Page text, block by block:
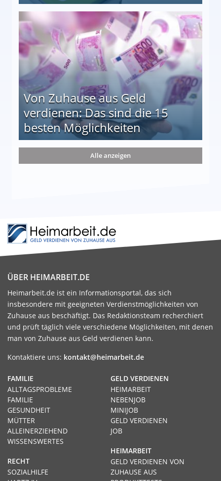
auf einen Blick
Von Zuhause aus Geld
verdienen: Das sind die 15
besten Möglichkeiten
die 15 besten Möglichkeiten
Alle anzeigen
ÜBER HEIMARBEIT.DE
Heimarbeit.de ist ein Informationsportal, das sich
insbesondere mit geeigneten Verdienstmöglichkeiten von
Zuhause aus beschäftigt. Das Redaktionsteam recherchiert
und prüft täglich viele verschiedene Möglichkeiten, mit denen
man von Zuhause aus Geld verdienen kann.
Kontaktiere uns: kontakt@heimarbeit.de
GELD VERDIENEN
HEIMARBEIT
NEBENJOB
MINIJOB
GELD VERDIENEN
JOB
HEIMARBEIT
GELD VERDIENEN VON
ZUHAUSE AUS
FAMILIE
ALLTAGSPROBLEME
FAMILIE
GESUNDHEIT
MÜTTER
ALLEINERZIEHEND
WISSENSWERTES
RECHT
SOZIALHILFE